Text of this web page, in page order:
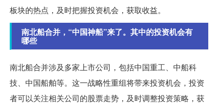
板块的热点，及时把握投资机会，获取收益。
南北船合并，“中国神船”来了。其中的投资机会有
哪些
南北船合并涉及多家上市公司，包括中国重工、中船科
技、中国船舶等。这一战略性重组将带来投资机会，投资
者可以关注相关公司的股票走势，及时调整投资策略，获